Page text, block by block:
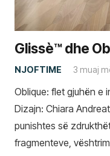
Glissè™ dhe
NJOFTIME 3 muaj
Oblique: flet gjuhën e
Dizajn: Chiara
punishtes së
fragmenteve,